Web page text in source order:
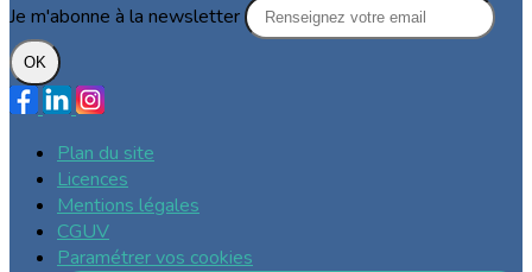
Je m'abonne à la newsletter
OK
Plan du site
Licences
Mentions légales
CGUV
Paramétrer vos cookies